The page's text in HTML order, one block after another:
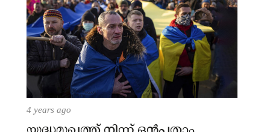
4 years ago